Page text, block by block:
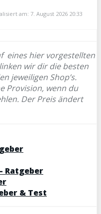
am: 7. August 2026 20:33
eines hier vorgestellten
wir dir die besten
jeweiligen Shop’s.
Provision, wenn du
Der Preis ändert
Ratgeber
& Test